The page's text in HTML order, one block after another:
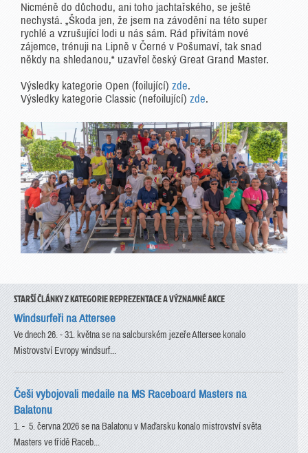
Nicméně do důchodu, ani toho jachtařského, se ještě
nechystá. „Škoda jen, že jsem na závodění na této super
rychlé a vzrušující lodi u nás sám. Rád přivítám nové
zájemce, trénuji na Lipně v Černé v Pošumaví, tak snad
někdy na shledanou,“ uzavřel český Great Grand Master.
Výsledky kategorie Open (foilující) zde.
Výsledky kategorie Classic (nefoilující) zde.
STARŠÍ ČLÁNKY Z KATEGORIE REPREZENTACE A VÝZNAMNÉ AKCE
Windsurfeři na Attersee
Ve dnech 26. - 31. května se na salcburském jezeře Attersee konalo
Mistrovství Evropy windsurf...
Češi vybojovali medaile na MS Raceboard Masters na
Balatonu
1. - 5. června 2026 se na Balatonu v Maďarsku konalo mistrovství světa
Masters ve třídě Raceb...